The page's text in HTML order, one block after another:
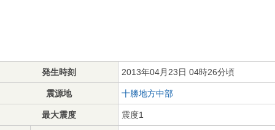
発生時刻 2013年04月23日 04時26分頃
震源地 十勝地方中部
最大震度 震度1